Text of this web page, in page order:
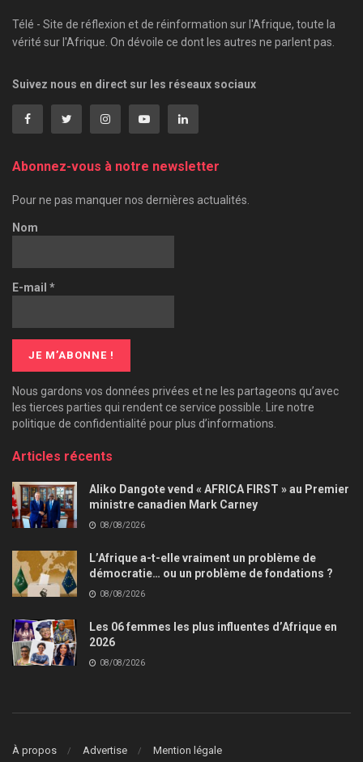
Télé - Site de réflexion et de réinformation sur l'Afrique, toute la
vérité sur l'Afrique. On dévoile ce dont les autres ne parlent pas.
Suivez nous en direct sur les réseaux sociaux
Abonnez-vous à notre newsletter
Pour ne pas manquer nos dernières actualités.
Nom
E-mail *
Nous gardons vos données privées et ne les partageons qu’avec
les tierces parties qui rendent ce service possible. Lire notre
politique de confidentialité pour plus d’informations.
Articles récents
Aliko Dangote vend « AFRICA FIRST » au Premier
ministre canadien Mark Carney
08/08/2026
L’Afrique a-t-elle vraiment un problème de
démocratie… ou un problème de fondations ?
08/08/2026
Les 06 femmes les plus influentes d’Afrique en
2026
08/08/2026
À propos Advertise Mention légale